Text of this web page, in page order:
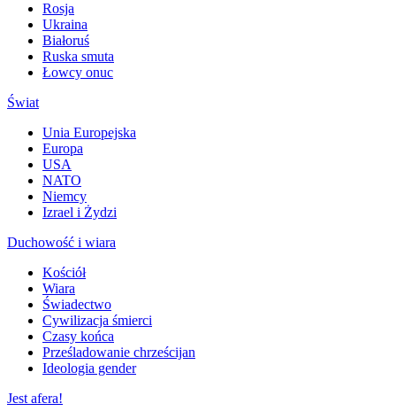
Rosja
Ukraina
Białoruś
Ruska smuta
Łowcy onuc
Świat
Unia Europejska
Europa
USA
NATO
Niemcy
Izrael i Żydzi
Duchowość i wiara
Kościół
Wiara
Świadectwo
Cywilizacja śmierci
Czasy końca
Prześladowanie chrześcijan
Ideologia gender
Jest afera!